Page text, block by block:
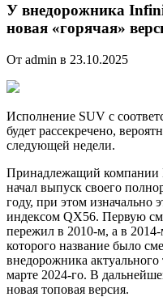
У внедорожника
новая «горячая»
От admin в 23.10.2025
Исполнение SUV с
будет рассекречено,
следующей недели.
Принадлежащий компании
начал выпуск своего
году, при этом изначально
индексом QX56. Первую
пережил в 2010-м, а в
которого название было
внедорожника
марте 2024-го. В
новая топовая версия.